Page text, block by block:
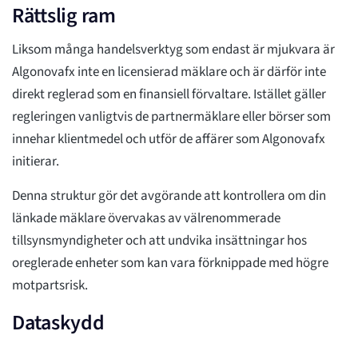
Rättslig ram
Liksom många handelsverktyg som endast är mjukvara är
Algonovafx inte en licensierad mäklare och är därför inte
direkt reglerad som en finansiell förvaltare. Istället gäller
regleringen vanligtvis de partnermäklare eller börser som
innehar klientmedel och utför de affärer som Algonovafx
initierar.
Denna struktur gör det avgörande att kontrollera om din
länkade mäklare övervakas av välrenommerade
tillsynsmyndigheter och att undvika insättningar hos
oreglerade enheter som kan vara förknippade med högre
motpartsrisk.
Dataskydd